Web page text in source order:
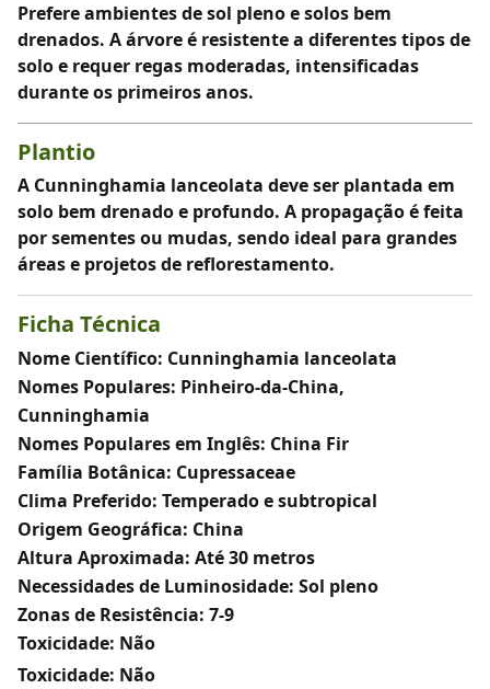
Prefere ambientes de sol pleno e solos bem
drenados. A árvore é resistente a diferentes tipos de
solo e requer regas moderadas, intensificadas
durante os primeiros anos.
Plantio
A Cunninghamia lanceolata deve ser plantada em
solo bem drenado e profundo. A propagação é feita
por sementes ou mudas, sendo ideal para grandes
áreas e projetos de reflorestamento.
Ficha Técnica
Nome Científico: Cunninghamia lanceolata
Nomes Populares: Pinheiro-da-China,
Cunninghamia
Nomes Populares em Inglês: China Fir
Família Botânica: Cupressaceae
Clima Preferido: Temperado e subtropical
Origem Geográfica: China
Altura Aproximada: Até 30 metros
Necessidades de Luminosidade: Sol pleno
Zonas de Resistência: 7-9
Toxicidade: Não
Toxicidade: Não